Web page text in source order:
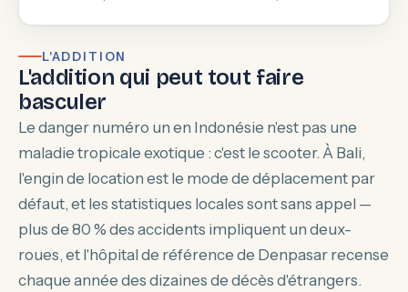
L'ADDITION
L'addition qui peut tout faire
basculer
Le danger numéro un en Indonésie n'est pas une
maladie tropicale exotique : c'est le scooter. À Bali,
l'engin de location est le mode de déplacement par
défaut, et les statistiques locales sont sans appel —
plus de 80 % des accidents impliquent un deux-
roues, et l'hôpital de référence de Denpasar recense
chaque année des dizaines de décès d'étrangers.